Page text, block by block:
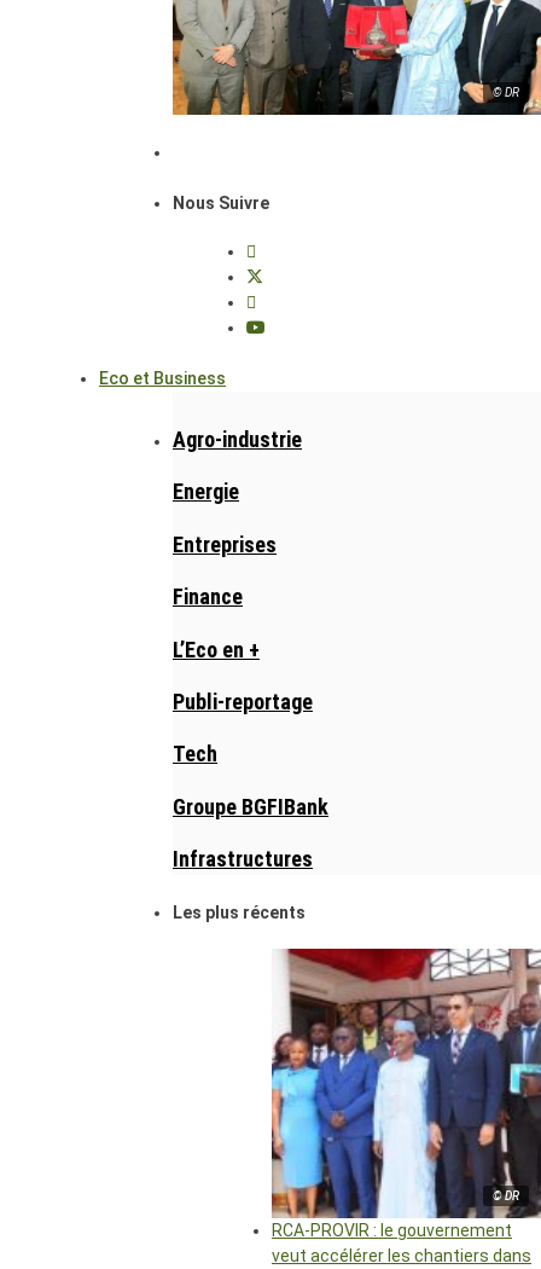
© DR
Nous Suivre
Eco et Business
Agro-industrie
Energie
Entreprises
Finance
L’Eco en +
Publi-reportage
Tech
Groupe BGFIBank
Infrastructures
Les plus récents
© DR
RCA-PROVIR : le gouvernement
veut accélérer les chantiers dans